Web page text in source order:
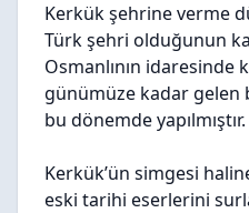
Kerkük şehrine verme
Türk şehri olduğunun
Osmanlının idaresinde
günümüze kadar gelen
bu dönemde yapılmıştır.
Kerkük’ün simgesi
eski tarihi eserlerini